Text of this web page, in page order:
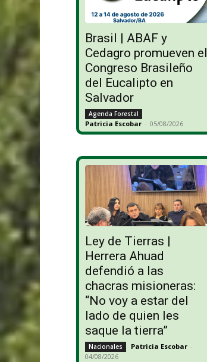
Brasil | ABAF y
Cedagro promueven el
Congreso Brasileño
del Eucalipto en
Salvador
Agenda Forestal
Patricia Escobar - 05/08/2026
Ley de Tierras |
Herrera Ahuad
defendió a las
chacras misioneras:
“No voy a estar del
lado de quien les
saque la tierra”
Nacionales Patricia Escobar -
04/08/2026